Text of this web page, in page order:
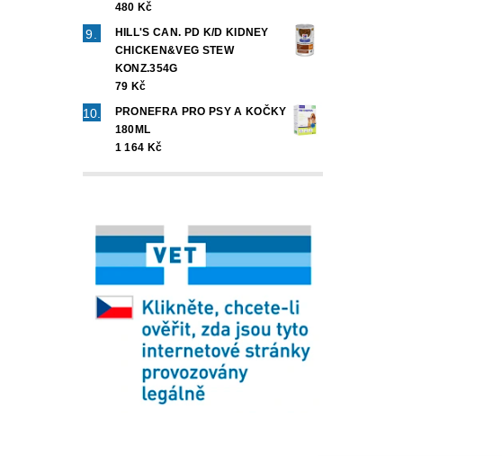
480 Kč
HILL'S CAN. PD K/D KIDNEY
CHICKEN&VEG STEW
KONZ.354G
79 Kč
PRONEFRA PRO PSY A KOČKY
180ML
1 164 Kč